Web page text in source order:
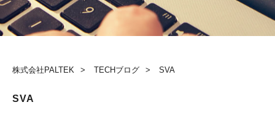
株式会社PALTEK TECHブログ SVA
SVA